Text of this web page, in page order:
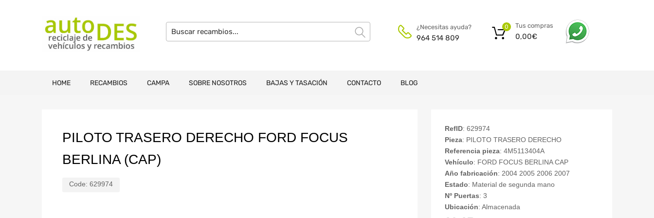
¿Necesitas ayuda?
964 514 809
Tus compras
0,00€
0
HOME RECAMBIOS CAMPA SOBRE NOSOTROS BAJAS Y TASACIÓN CONTACTO BLOG
PILOTO TRASERO DERECHO FORD FOCUS
BERLINA (CAP)
Code: 629974
RefID: 629974
Pieza: PILOTO TRASERO DERECHO
Referencia pieza: 4M5113404A
Vehículo: FORD FOCUS BERLINA CAP
Año fabricación: 2004 2005 2006 2007
Estado: Material de segunda mano
Nº Puertas: 3
Ubicación: Almacenada